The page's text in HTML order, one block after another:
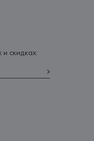
скидках: